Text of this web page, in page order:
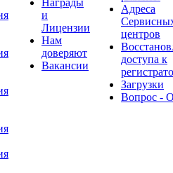
Награды
и
Лицензии
Нам
доверяют
Вакансии
Адреса
центров
доступа к
Загрузки
Вопрос -